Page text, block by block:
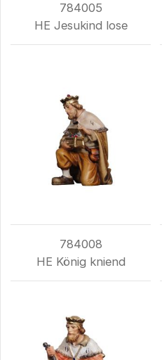
784005
HE Jesukind lose
784008
HE König kniend